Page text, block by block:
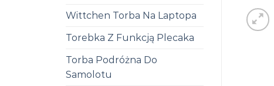
Wittchen Torba Na Laptopa
Torebka Z Funkcją Plecaka
Torba Podróżna Do
Samolotu